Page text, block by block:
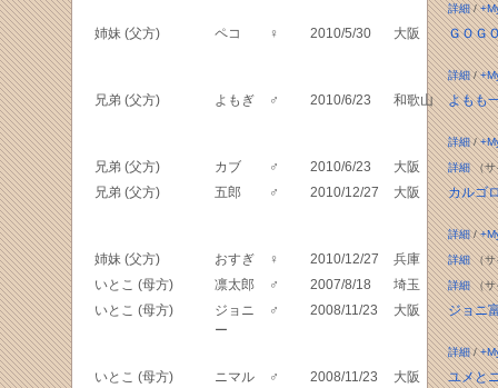
詳細/
姉妹 (父方) ペコ ♀ 2010/5/30 大阪 ＧＯＧ
詳細/
兄弟 (父方) よもぎ ♂ 2010/6/23 和歌山 よもも
詳細/
兄弟 (父方) カブ ♂ 2010/6/23 大阪 詳細（サ
兄弟 (父方) 五郎 ♂ 2010/12/27 大阪 カルゴ
詳細/
姉妹 (父方) おすぎ ♀ 2010/12/27 兵庫 詳細（サ
いとこ (母方) 凛太郎 ♂ 2007/8/18 埼玉 詳細（サ
いとこ (母方)
ジョニ
ー
♂ 2008/11/23 大阪 ジョニ
詳細/
いとこ (母方) ニマル ♂ 2008/11/23 大阪 ユメと